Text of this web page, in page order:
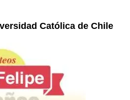
Católica de Chile